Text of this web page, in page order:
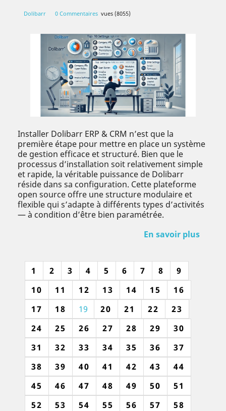
Dolibarr 0 Commentaires vues (8055)
Installer Dolibarr ERP & CRM n’est que la
première étape pour mettre en place un système
de gestion efficace et structuré. Bien que le
processus d’installation soit relativement simple
et rapide, la véritable puissance de Dolibarr
réside dans sa configuration. Cette plateforme
open source offre une structure modulaire et
flexible qui s’adapte à différents types d’activités
— à condition d’être bien paramétrée.
En savoir plus
1 2 3 4 5 6 7 8
9
10
11 12 13 14 15
16
17
18 19 20 21 22
23
24
25 26 27 28 29
30
31
32 33 34 35 36
37
38
39 40 41 42 43
44
45
46 47 48 49 50
51
52
53 54 55 56 57
58